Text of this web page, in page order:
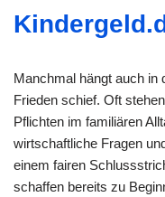
Manchmal hängt auch in
Frieden schief. Oft
Pflichten im familiären
wirtschaftliche Fragen
einem fairen
schaffen bereits zu